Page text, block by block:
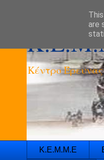
Κέντρο Έρευνας
Κ.Ε.Μ.Μ.Ε
are